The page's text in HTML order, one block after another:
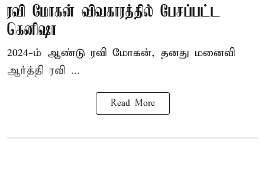
ரவி மோகன் விவகாரத்தில் பேசப்பட்ட
கெனிஷா
2024-ம் ஆண்டு ரவி மோகன், தனது மனைவி
ஆர்த்தி ரவி ...
Read More